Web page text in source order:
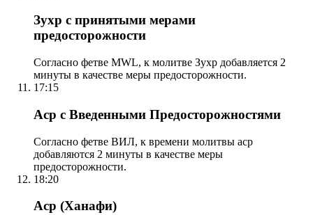
Зухр с принятыми мерами
предосторожности
Согласно фетве MWL, к молитве Зухр добавляется 2
минуты в качестве меры предосторожности.
17:15
Аср с Введенными Предосторожностями
Согласно фетве ВИЛ, к времени молитвы аср
добавляются 2 минуты в качестве меры
предосторожности.
18:20
Аср (Ханафи)